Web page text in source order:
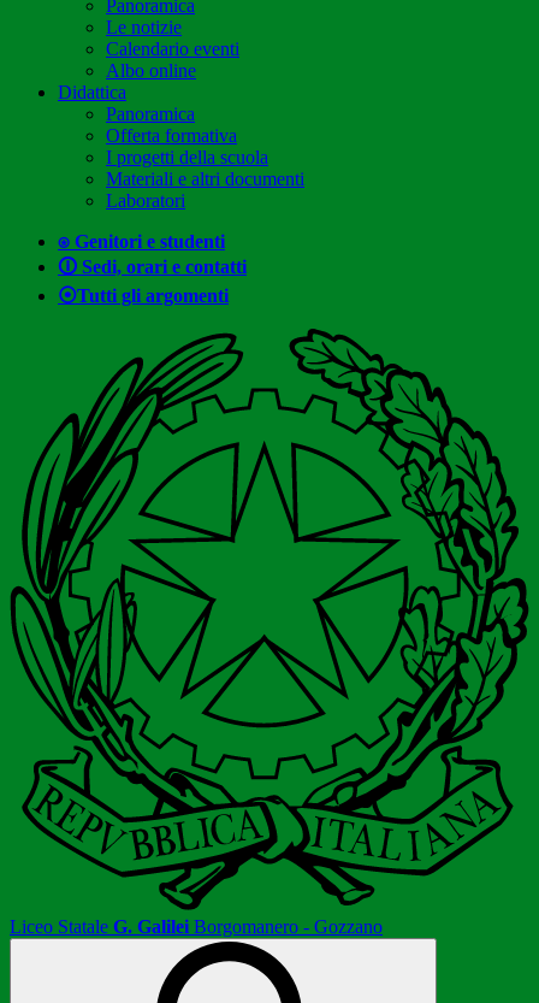
Panoramica
Le notizie
Calendario eventi
Albo online
Didattica
Panoramica
Offerta formativa
I progetti della scuola
Materiali e altri documenti
Laboratori
⍟ Genitori e studenti
🛈 Sedi, orari e contatti
⦿Tutti gli argomenti
Liceo Statale G. Galilei Borgomanero - Gozzano